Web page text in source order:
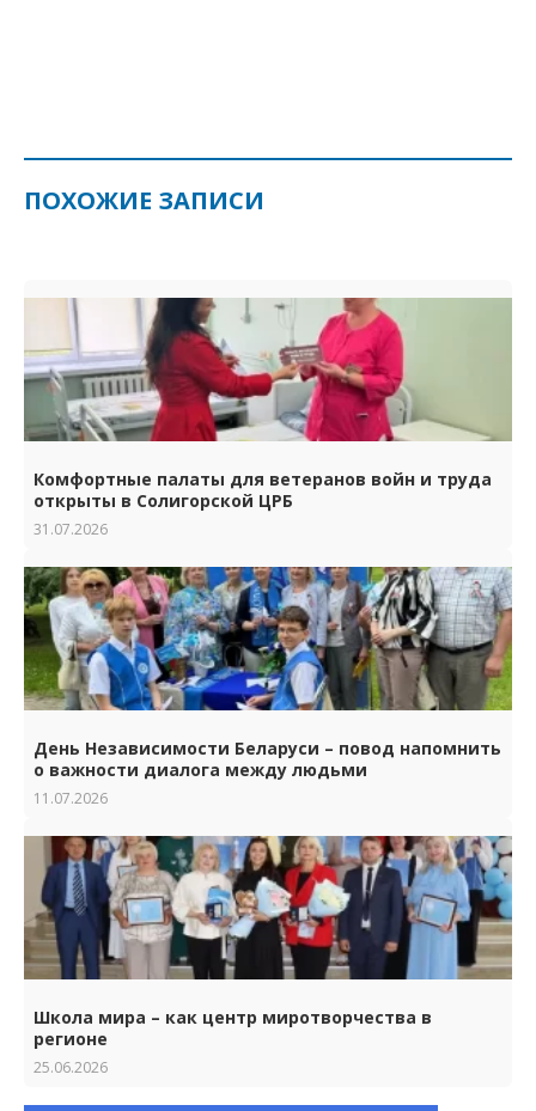
ПОХОЖИЕ ЗАПИСИ
Комфортные палаты для ветеранов войн и труда
открыты в Солигорской ЦРБ
31.07.2026
День Независимости Беларуси – повод напомнить
о важности диалога между людьми
11.07.2026
Школа мира – как центр миротворчества в
регионе
25.06.2026